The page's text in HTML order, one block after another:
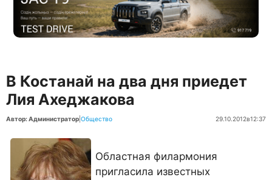
В Костанай на два дня приедет
Лия Ахеджакова
Автор: Администратор Общество 29.10.2012в12:37
Областная филармония
пригласила известных